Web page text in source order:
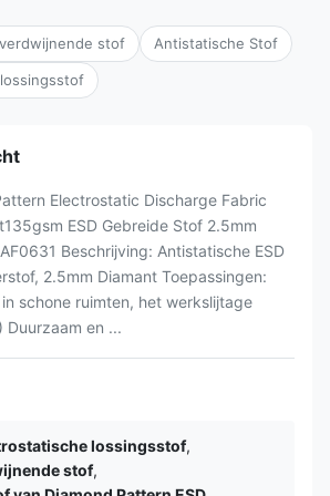
stof Antistatische Stof
Electrostatic Discharge Fabric
ESD Gebreide Stof 2.5mm
Beschrijving: Antistatische ESD
2.5mm Diamant Toepassingen:
schone ruimten, het werkslijtage
Duurzaam en ...
lossingsstof,
stof,